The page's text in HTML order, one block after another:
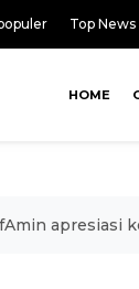
Top News
HOME
apresiasi